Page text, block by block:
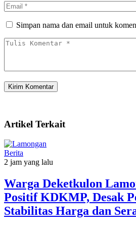
Simpan nama dan email untuk
Artikel Terkait
Berita
2 jam yang lalu
Warga Deketkulon
Positif KDKMP, Desak
Stabilitas Harga dan